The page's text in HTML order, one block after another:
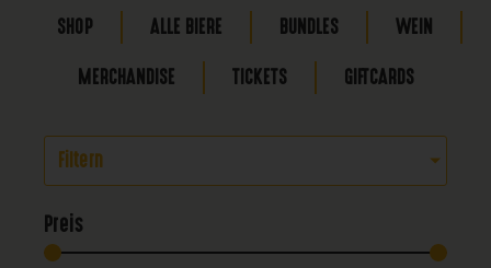
SHOP ALLE BIERE BUNDLES WEIN
MERCHANDISE TICKETS GIFTCARDS
Filtern
Preis